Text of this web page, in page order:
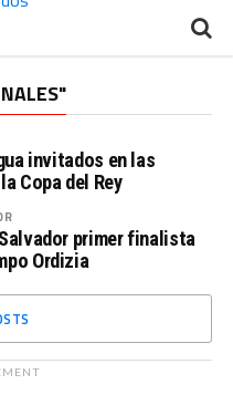
invitados en las
Copa del Rey
primer finalista
Ordizia